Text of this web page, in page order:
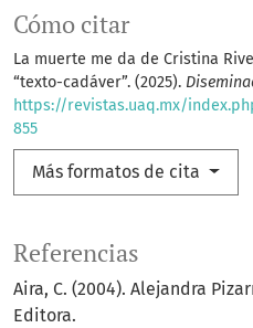
Cómo citar
La muerte me da de Cristina
“texto-cadáver”. (2025).
https://revistas.uaq.mx/
855
Más formatos de cita
Referencias
Aira, C. (2004). Alejandra
Editora.